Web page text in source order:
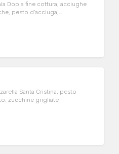
Dop a fine cottura, acciughe
pesto d'acciuga,
Santa Cristina, pesto
zucchine grigliate